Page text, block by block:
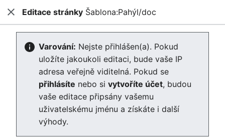
Enviwiki
Editace stránky Šablona:Pahýl/doc
Editor se nyní načte. Pokud tuto zprávu stále vidíte po
několika sekundách, prosímobnovte stránku .
ZavřítEditace stránky Šablona:Pahýl/doc
Varování: Nejste přihlášen(a). Pokud
uložíte jakoukoli editaci, bude vaše IP
adresa veřejně viditelná. Pokud se
přihlásíte nebo si vytvoříte účet, budou
vaše editace připsány vašemu
uživatelskému jménu a získáte i další
výhody.